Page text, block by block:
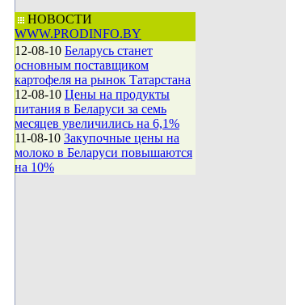
НОВОСТИ
WWW.PRODINFO.BY
12-08-10 Беларусь станет
основным поставщиком
картофеля на рынок Татарстана
12-08-10 Цены на продукты
питания в Беларуси за семь
месяцев увеличились на 6,1%
11-08-10 Закупочные цены на
молоко в Беларуси повышаются
на 10%